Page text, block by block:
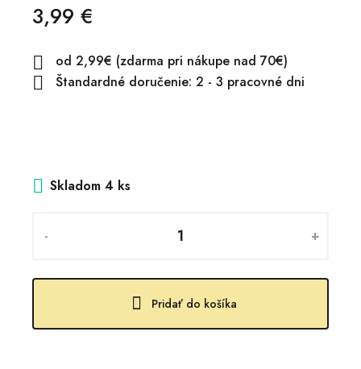
3,99 €
 od 2,99€ (zdarma pri nákupe nad 70€)
 Štandardné doručenie: 2 - 3 pracovné dni
Skladom 4 ks
- +
Pridať do košíka